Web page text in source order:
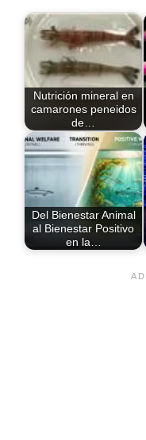
Nutrición mineral en
camarones peneidos
de…
Del Bienestar Animal
al Bienestar Positivo
en la…